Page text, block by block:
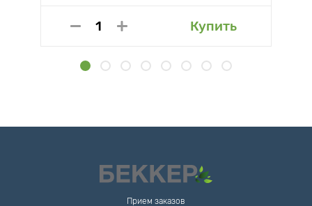
Купить
Прием заказов